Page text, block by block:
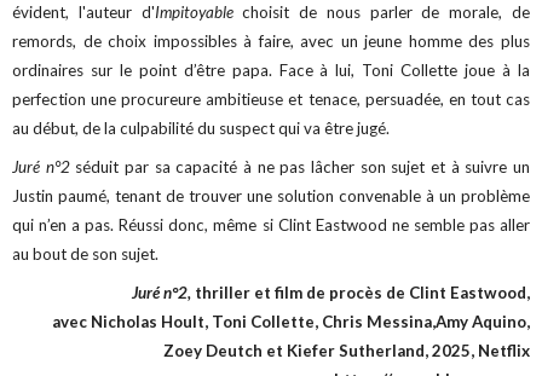
évident, l'auteur d'Impitoyablechoisit de nous parler de morale, de
remords, de choix impossibles à faire, avec un jeune homme des plus
ordinaires sur le point d’être papa. Face à lui, Toni Collette joue à la
perfection une procureure ambitieuse et tenace, persuadée, en tout cas
au début, de la culpabilité du suspect qui va être jugé.
Juré n°2 séduit par sa capacité à ne pas lâcher son sujet et à suivre un
Justin paumé, tenant de trouver une solution convenable à un problème
qui n’en a pas. Réussi donc, même si Clint Eastwood ne semble pas aller
au bout de son sujet.
Juré n°2, thriller et film de procès de Clint Eastwood,
avec Nicholas Hoult, Toni Collette, Chris Messina,Amy Aquino,
Zoey Deutch et Kiefer Sutherland, 2025, Netflix